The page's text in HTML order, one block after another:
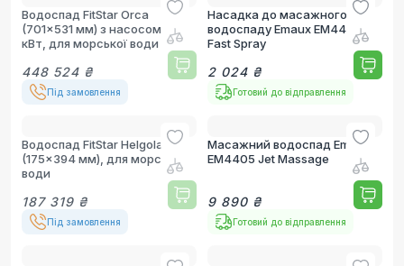
Водоспад FitStar Orca
(701x531 мм) з насосом 1.1
кВт, для морської води
448 524 ₴
Під замовлення
Насадка до масажного
водоспаду Emaux EM4401
Fast Spray
2 024 ₴
Готовий до відправлення
Водоспад FitStar Helgoland
(175x394 мм), для морської
води
187 319 ₴
Під замовлення
Масажний водоспад Emaux
EM4405 Jet Massage
9 890 ₴
Готовий до відправлення